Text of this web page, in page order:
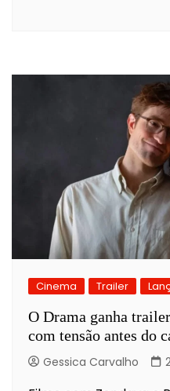
Cinema Trailer
O Drama ganha
com tensão antes do
Gessica Carvalho